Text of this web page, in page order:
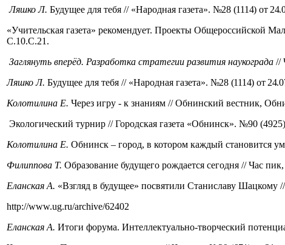
Ляшко Л. Будущее для тебя // «Народная газета». №28 (1114) от
«Учительская газета» рекомендует. Проекты Общероссийской
С.10.С.21.
Заглянуть вперёд. Разработка стратегии развития наукограда //
Ляшко Л. Будущее для тебя // «Народная газета». №28 (1114) от
Колотилина Е. Через игру - к знаниям // Обнинский вестник,
Экологический турнир // Городская газета «Обнинск». №90
Колотилина Е. Обнинск – город, в котором каждый становится
Филиппова Т. Образование будущего рождается сегодня // Час
Еланская А. «Взгляд в будущее» посвятили Станиславу Шацкому
http://www.ug.ru/archive/62402
Еланская А. Итоги форума. Интеллектуально-творческий